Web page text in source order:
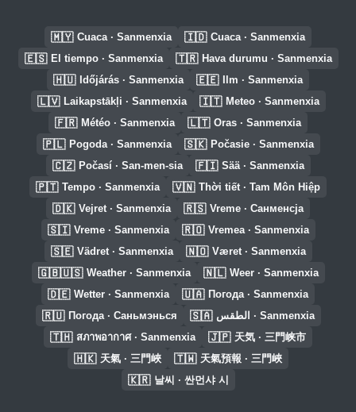
🇲🇾 Cuaca · Sanmenxia 🇮🇩 Cuaca · Sanmenxia
🇪🇸 El tiempo · Sanmenxia 🇹🇷 Hava durumu · Sanmenxia
🇭🇺 Időjárás · Sanmenxia 🇪🇪 Ilm · Sanmenxia
🇱🇻 Laikapstākļi · Sanmenxia 🇮🇹 Meteo · Sanmenxia
🇫🇷 Météo · Sanmenxia 🇱🇹 Oras · Sanmenxia
🇵🇱 Pogoda · Sanmenxia 🇸🇰 Počasie · Sanmenxia
🇨🇿 Počasí · San-men-sia 🇫🇮 Sää · Sanmenxia
🇵🇹 Tempo · Sanmenxia 🇻🇳 Thời tiết · Tam Môn Hiệp
🇩🇰 Vejret · Sanmenxia 🇷🇸 Vreme · Санменсја
🇸🇮 Vreme · Sanmenxia 🇷🇴 Vremea · Sanmenxia
🇸🇪 Vädret · Sanmenxia 🇳🇴 Været · Sanmenxia
🇬🇧🇺🇸 Weather · Sanmenxia 🇳🇱 Weer · Sanmenxia
🇩🇪 Wetter · Sanmenxia 🇺🇦 Погода · Sanmenxia
🇷🇺 Погода · Саньмэнься 🇸🇦 الطقس · Sanmenxia
🇹🇭 สภาพอากาศ · Sanmenxia 🇯🇵 天気 · 三門峡市
🇭🇰 天氣 · 三門峽 🇹🇼 天氣預報 · 三門峽
🇰🇷 날씨 · 싼먼샤 시